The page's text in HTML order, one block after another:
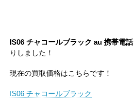
IS06 チャコールブラック au 携帯電話
りしました！
現在の買取価格はこちらです！
IS06 チャコールブラック